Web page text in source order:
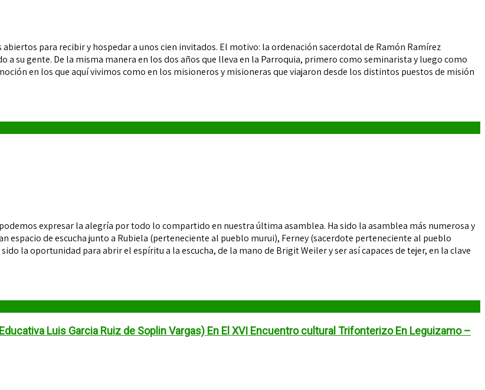
para recibir y hospedar a unos cien invitados. El motivo: la ordenación sacerdotal de Ramón Ramírez
a su gente. De la misma manera en los dos años que lleva en la Parroquia, primero como seminarista y luego como
en los que aquí vivimos como en los misioneros y misioneras que viajaron desde los distintos puestos de misión
expresar la alegría por todo lo compartido en nuestra última asamblea. Ha sido la asamblea más numerosa y
espacio de escucha junto a Rubiela (perteneciente al pueblo murui), Ferney (sacerdote perteneciente al pueblo
la oportunidad para abrir el espíritu a la escucha, de la mano de Brigit Weiler y ser así capaces de tejer, en la clave
Luis Garcia Ruiz de Soplin Vargas) En El XVI Encuentro cultural Trifonterizo En Leguizamo –